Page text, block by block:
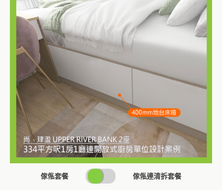
傢俬套餐
SWITCH
PRICING
傢俬連清拆套餐